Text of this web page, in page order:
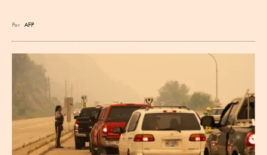
Por AFP